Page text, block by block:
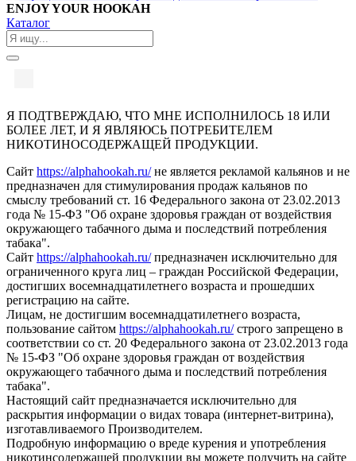
ENJOY YOUR HOOKAH
Каталог
Я ПОДТВЕРЖДАЮ, ЧТО МНЕ ИСПОЛНИЛОСЬ 18 ИЛИ
БОЛЕЕ ЛЕТ, И Я ЯВЛЯЮСЬ ПОТРЕБИТЕЛЕМ
НИКОТИНОСОДЕРЖАЩЕЙ ПРОДУКЦИИ.
Сайт https://alphahookah.ru/не является рекламой кальянов и не
предназначен для стимулирования продаж кальянов по
смыслу требований ст. 16 Федерального закона от 23.02.2013
года № 15-ФЗ "Об охране здоровья граждан от воздействия
окружающего табачного дыма и последствий потребления
табака".
Сайт https://alphahookah.ru/предназначен исключительно для
ограниченного круга лиц – граждан Российской Федерации,
достигших восемнадцатилетнего возраста и прошедших
регистрацию на сайте.
Лицам, не достигшим восемнадцатилетнего возраста,
пользование сайтом https://alphahookah.ru/строго запрещено в
соответствии со ст. 20 Федерального закона от 23.02.2013 года
№ 15-ФЗ "Об охране здоровья граждан от воздействия
окружающего табачного дыма и последствий потребления
табака".
Настоящий сайт предназначается исключительно для
раскрытия информации о видах товара (интернет-витрина),
изготавливаемого Производителем.
Подробную информацию о вреде курения и употребления
никотинсодержащей продукции вы можете получить на сайте